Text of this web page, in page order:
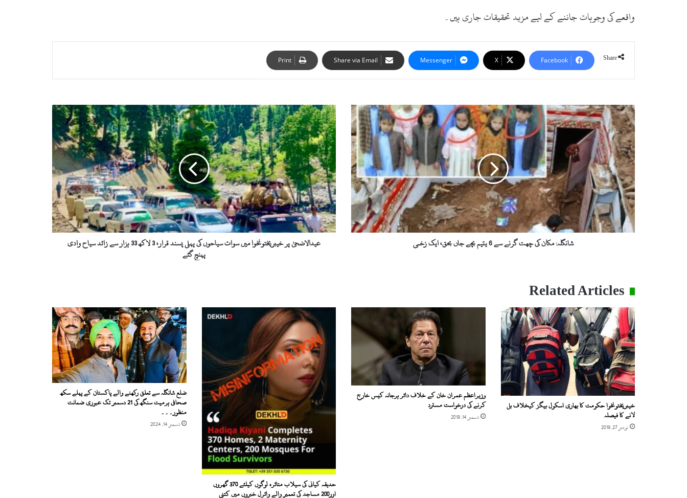
واقعے کی وجوہات جاننے کے لیے مزید تحقیقات جاری ہیں۔
Share
Facebook
X
Messenger
Share via Email
Print
شانگلہ:
مکان
کی
چھت
گرنے
سے
6
یتیم
بچے
جاں
بحق،
ایک
شانگلہ: مکان کی چھت گرنے سے 6 یتیم بچے جاں بحق، ایک زخمی
عیدالاضحیٰ
پر
خیبرپختونخوا
میں
سوات
سیاحوں
کی
پہلی
پسند
قرار،
3
لاکھ
پہنچ
عیدالاضحیٰ پر خیبرپختونخوا میں سوات سیاحوں کی پہلی پسند قرار، 3 لاکھ 33 ہزار سے زائد سیاح وادی
پہنچ گئے
Related Articles
خیبرپختونخوا حکومت کا بھاری اسکول بیگز کیخلاف بل
لانے کا فیصلہ
نومبر 27, 2019
وزیراعظم عمران خان کے خلاف دائر ہرجانہ کیس خارج
کرنے کی درخواست مسترد
دسمبر 14, 2019
حدیقہ کیانی کی سیلاب متاثرہ لوگوں کیلئے 370 گھروں
اور200 مساجد کی تعمیر والے وائرل خبروں میں کتنی
ضلع شانگلہ سے تعلق رکھنے والے پاکستان کے پہلے سکھ
صحافی ہرمیت سنگھ کی 21 دسمبر تک عبوری ضمانت
منظور۔۔۔
دسمبر 14, 2024